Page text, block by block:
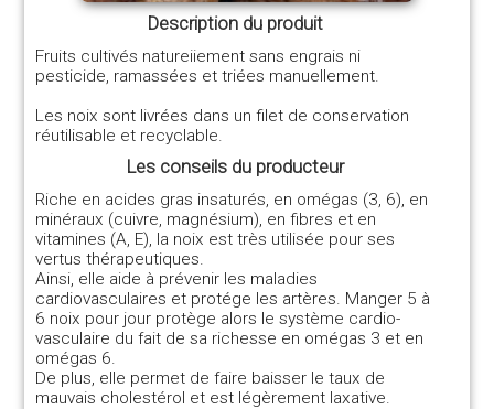
Description du produit
Fruits cultivés natureiiement sans engrais ni
pesticide, ramassées et triées manuellement.
Les noix sont livrées dans un filet de conservation
réutilisable et recyclable.
Les conseils du producteur
Riche en acides gras insaturés, en omégas (3, 6), en
minéraux (cuivre, magnésium), en fibres et en
vitamines (A, E), la noix est très utilisée pour ses
vertus thérapeutiques.
Ainsi, elle aide à prévenir les maladies
cardiovasculaires et protége les artères. Manger 5 à
6 noix pour jour protège alors le système cardio-
vasculaire du fait de sa richesse en omégas 3 et en
omégas 6.
De plus, elle permet de faire baisser le taux de
mauvais cholestérol et est légèrement laxative.